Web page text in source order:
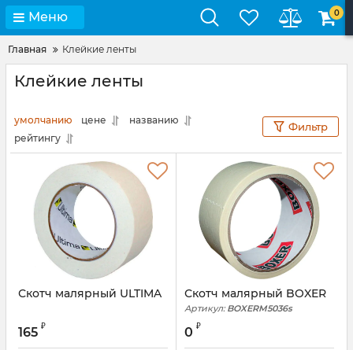
Меню 0
Главная Клейкие ленты
Клейкие ленты
умолчанию цене
названию
рейтингу
Фильтр
Скотч малярный ULTIMA
165 ₽
Скотч малярный BOXER
Артикул: BOXERM5036s
0 ₽